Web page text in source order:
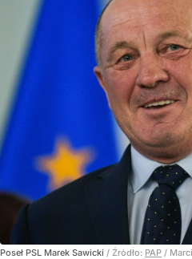
Poseł PSL Marek Sawicki / Źródło: PAP /